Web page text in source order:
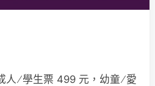
∕ 學生票 499 元，幼童 ∕ 愛